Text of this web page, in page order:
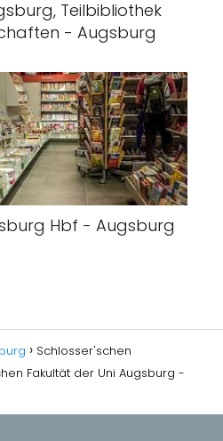
Teilbibliothek
- Augsburg
Hbf - Augsburg
Schlosser'schen
Fakultät der Uni Augsburg -